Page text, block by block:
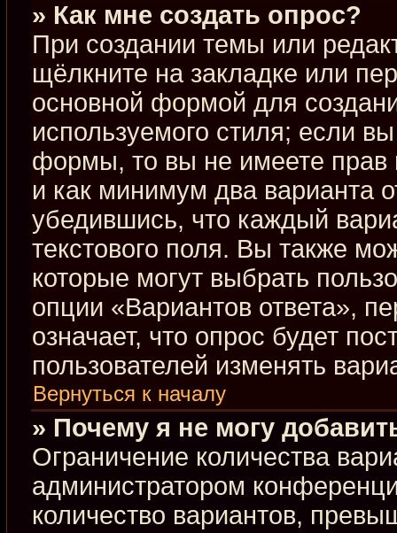
» Как мне создать опрос?
При создании темы или
щёлкните на закладке или
основной формой для
используемого стиля; если
формы, то вы не имеете прав
и как минимум два варианта
убедившись, что каждый
текстового поля. Вы также
которые могут выбрать
опции «Вариантов ответа»,
означает, что опрос будет
пользователей изменять
Вернуться к началу
» Почему я не могу
Ограничение количества
администратором
количество вариантов,